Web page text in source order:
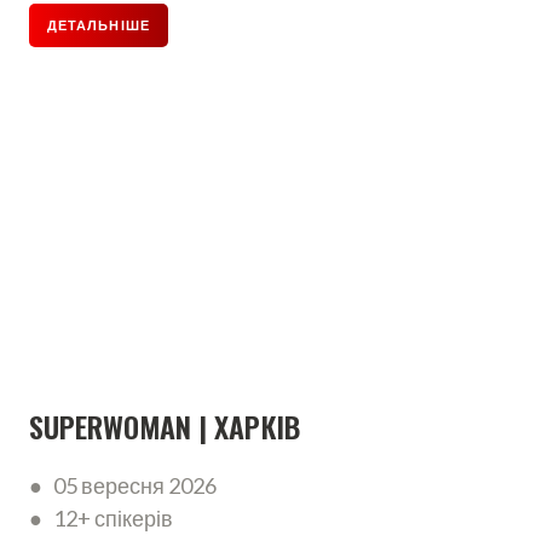
ДЕТАЛЬНІШЕ
SUPERWOMAN | ХАРКІВ
● 05 вересня 2026
● 12+ спікерів